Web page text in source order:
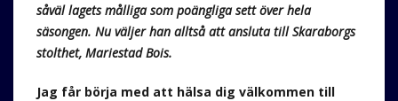
såväl lagets målliga som poängliga sett över hela
säsongen. Nu väljer han alltså att ansluta till Skaraborgs
stolthet, Mariestad Bois.
Jag får börja med att hälsa dig välkommen till